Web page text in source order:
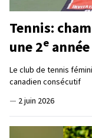
Tennis:
une 2e
Le club de tennis
canadien consécutif
— 2 juin 2026